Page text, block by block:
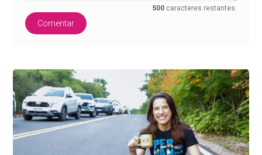
500 caracteres restantes.
Comentar